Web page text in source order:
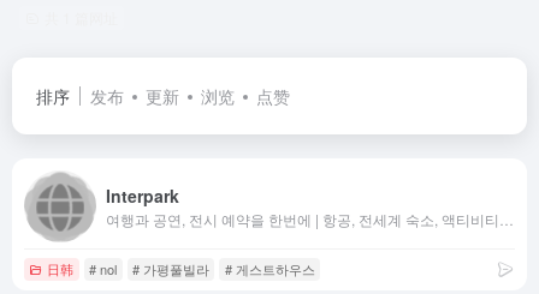
排序 发布 更新 浏览 点赞
Interpark
日韩 # nol # 가평풀빌라 # 게스트하우스